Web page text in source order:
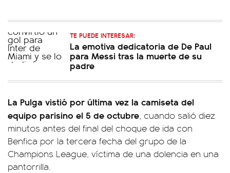
TE PUEDE INTERESAR:
La emotiva dedicatoria de De Paul
para Messi tras la muerte de su
padre
La Pulga vistió por última vez la camiseta del
equipo parisino el 5 de octubre, cuando salió diez
minutos antes del final del choque de ida con
Benfica por la tercera fecha del grupo de la
Champions League, víctima de una dolencia en una
pantorrilla.